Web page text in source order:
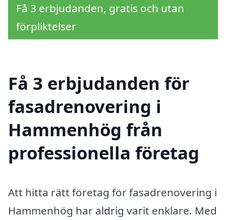
Få 3 erbjudanden, gratis och utan
förpliktelser
Få 3 erbjudanden för
fasadrenovering i
Hammenhög från
professionella företag
Att hitta rätt företag för fasadrenovering i
Hammenhög har aldrig varit enklare. Med